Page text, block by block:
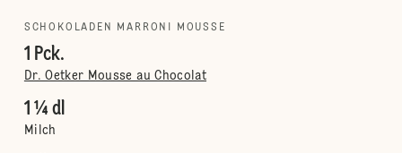
SCHOKOLADEN MARRONI MOUSSE
1 Pck.
Dr. Oetker Mousse au Chocolat
1 ¼ dl
Milch